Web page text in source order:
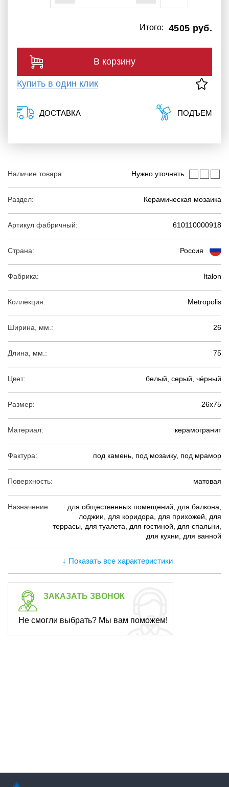
Наличие товара: Нужно уточнять
Раздел: Керамическая мозаика
Артикул фабричный: 610110000918
Страна: Россия
Фабрика: Italon
Коллекция: Metropolis
Ширина, мм.: 26
Длина, мм.: 75
Цвет: белый, серый, чёрный
Размер: 26х75
Материал: керамогранит
Фактура: под камень, под мозаику, под мрамор
Поверхность: матовая
Назначение:
для общественных помещений, для балкона,
лоджии, для коридора, для прихожей, для
террасы, для туалета, для гостиной, для спальни,
для кухни, для ванной
↓ Показать все характеристики
ЗАКАЗАТЬ ЗВОНОК
Не смогли выбрать? Мы вам поможем!
4505 руб.
Итого:
В корзину
Купить в один клик
ДОСТАВКА ПОДЪЕМ